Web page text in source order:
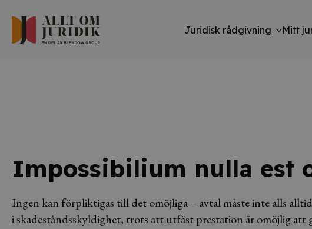
Juridisk rådgivning Mitt
Impossibilium nulla est
Ingen kan förpliktigas till det omöjliga – avtal måste inte alls
i skadeståndsskyldighet, trots att utfäst prestation är omöjlig att